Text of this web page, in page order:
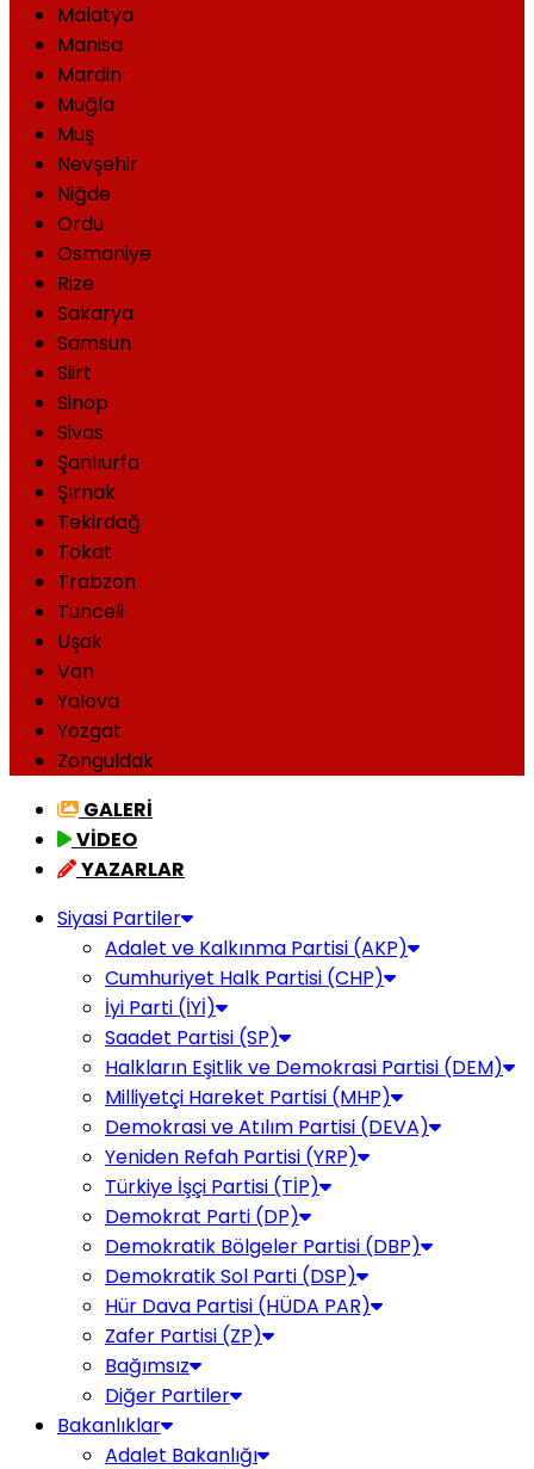
Malatya
Manisa
Mardin
Muğla
Muş
Nevşehir
Niğde
Ordu
Osmaniye
Rize
Sakarya
Samsun
Siirt
Sinop
Sivas
Şanlıurfa
Şırnak
Tekirdağ
Tokat
Trabzon
Tunceli
Uşak
Van
Yalova
Yozgat
Zonguldak
GALERİ
VİDEO
YAZARLAR
Siyasi Partiler
Adalet ve Kalkınma Partisi (AKP)
Cumhuriyet Halk Partisi (CHP)
İyi Parti (İYİ)
Saadet Partisi (SP)
Halkların Eşitlik ve Demokrasi Partisi (DEM)
Milliyetçi Hareket Partisi (MHP)
Demokrasi ve Atılım Partisi (DEVA)
Yeniden Refah Partisi (YRP)
Türkiye İşçi Partisi (TİP)
Demokrat Parti (DP)
Demokratik Bölgeler Partisi (DBP)
Demokratik Sol Parti (DSP)
Hür Dava Partisi (HÜDA PAR)
Zafer Partisi (ZP)
Bağımsız
Diğer Partiler
Bakanlıklar
Adalet Bakanlığı